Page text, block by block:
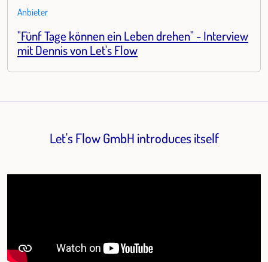
Anbieter
"Fünf Tage können ein Leben drehen" - Interview
mit Dennis von Let's Flow
Let's Flow GmbH introduces itself